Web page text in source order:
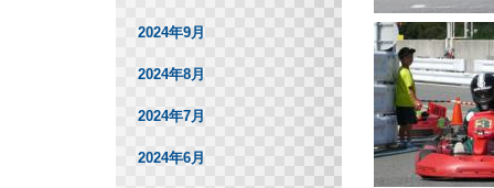
2024年9月
2024年8月
2024年7月
2024年6月